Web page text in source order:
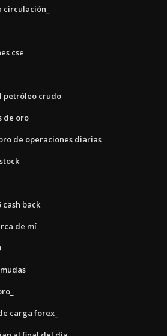
cse
petróleo crudo
de oro
de operaciones diarias
back
de mí
carga forex_